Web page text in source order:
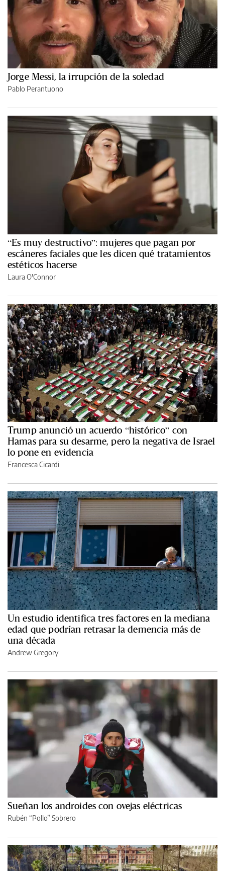
Jorge Messi, la irrupción de la soledad
Pablo Perantuono
“Es muy destructivo”: mujeres que pagan por
escáneres faciales que les dicen qué tratamientos
estéticos hacerse
Laura O'Connor
Trump anunció un acuerdo “histórico” con
Hamas para su desarme, pero la negativa de Israel
lo pone en evidencia
Francesca Cicardi
Un estudio identifica tres factores en la mediana
edad que podrían retrasar la demencia más de
una década
Andrew Gregory
Sueñan los androides con ovejas eléctricas
Rubén “Pollo” Sobrero